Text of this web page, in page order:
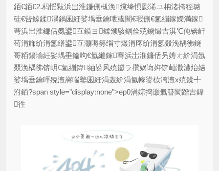
銆€銆€2.杩愮敤浜岀淮鐮侀槻浼爣绛惧彲浠ユ柟渚挎秷璐
硅€呰鲸鍒湡鍋囷紝娑堣垂鑰呭彧闇€瑕侀€氳繃鎵嬫満鎵
弿浜岀淮鐮佸氨鍙互鏌ヨ鍒颁骇鍝佺殑鐪熶吉淇℃伅锛屽
苟涓斾紒涓氳繕鍙互灏嗕簩缁寸爜涓庝紒涓氬叕浼楀彿鐩
哥粨鍚堬紝娑堣垂鑰呴€氳繃鎵弿浜岀淮鐮佸叧娉ㄤ紒涓氬
叕浼楀彿锛岄€氳繃鍏紬鍙风殑钀ラ攢娲诲姩锛屾潵澧炲姞
娑堣垂鑰呯殑澶嶈喘鐜囷紝涓轰紒涓氳幏鍙栨洿澶х殑鍒╃
泭銆?span style="display:none">ep0涓婃捣灏氭簮闃蹭吉鍏
徃